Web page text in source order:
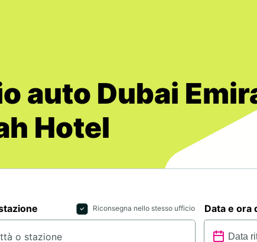
auto Dubai
Hotel
Riconsegna nello stesso ufficio Data e ora